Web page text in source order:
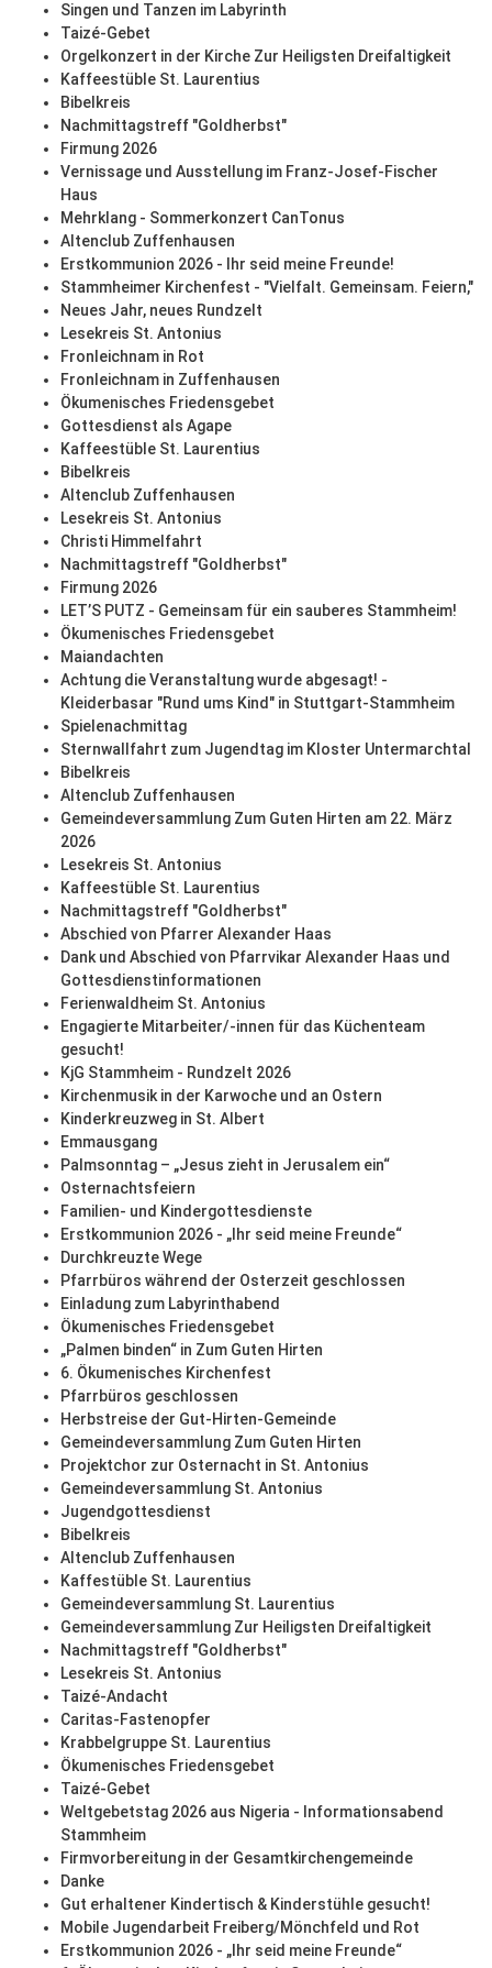
Singen und Tanzen im Labyrinth
Taizé-Gebet
Orgelkonzert in der Kirche Zur Heiligsten Dreifaltigkeit
Kaffeestüble St. Laurentius
Bibelkreis
Nachmittagstreff "Goldherbst"
Firmung 2026
Vernissage und Ausstellung im Franz-Josef-Fischer
Haus
Mehrklang - Sommerkonzert CanTonus
Altenclub Zuffenhausen
Erstkommunion 2026 - Ihr seid meine Freunde!
Stammheimer Kirchenfest - "Vielfalt. Gemeinsam. Feiern,"
Neues Jahr, neues Rundzelt
Lesekreis St. Antonius
Fronleichnam in Rot
Fronleichnam in Zuffenhausen
Ökumenisches Friedensgebet
Gottesdienst als Agape
Kaffeestüble St. Laurentius
Bibelkreis
Altenclub Zuffenhausen
Lesekreis St. Antonius
Christi Himmelfahrt
Nachmittagstreff "Goldherbst"
Firmung 2026
LET’S PUTZ - Gemeinsam für ein sauberes Stammheim!
Ökumenisches Friedensgebet
Maiandachten
Achtung die Veranstaltung wurde abgesagt! -
Kleiderbasar "Rund ums Kind" in Stuttgart-Stammheim
Spielenachmittag
Sternwallfahrt zum Jugendtag im Kloster Untermarchtal
Bibelkreis
Altenclub Zuffenhausen
Gemeindeversammlung Zum Guten Hirten am 22. März
2026
Lesekreis St. Antonius
Kaffeestüble St. Laurentius
Nachmittagstreff "Goldherbst"
Abschied von Pfarrer Alexander Haas
Dank und Abschied von Pfarrvikar Alexander Haas und
Gottesdienstinformationen
Ferienwaldheim St. Antonius
Engagierte Mitarbeiter/-innen für das Küchenteam
gesucht!
KjG Stammheim - Rundzelt 2026
Kirchenmusik in der Karwoche und an Ostern
Kinderkreuzweg in St. Albert
Emmausgang
Palmsonntag – „Jesus zieht in Jerusalem ein“
Osternachtsfeiern
Familien- und Kindergottesdienste
Erstkommunion 2026 - „Ihr seid meine Freunde“
Durchkreuzte Wege
Pfarrbüros während der Osterzeit geschlossen
Einladung zum Labyrinthabend
Ökumenisches Friedensgebet
„Palmen binden“ in Zum Guten Hirten
6. Ökumenisches Kirchenfest
Pfarrbüros geschlossen
Herbstreise der Gut-Hirten-Gemeinde
Gemeindeversammlung Zum Guten Hirten
Projektchor zur Osternacht in St. Antonius
Gemeindeversammlung St. Antonius
Jugendgottesdienst
Bibelkreis
Altenclub Zuffenhausen
Kaffestüble St. Laurentius
Gemeindeversammlung St. Laurentius
Gemeindeversammlung Zur Heiligsten Dreifaltigkeit
Nachmittagstreff "Goldherbst"
Lesekreis St. Antonius
Taizé-Andacht
Caritas-Fastenopfer
Krabbelgruppe St. Laurentius
Ökumenisches Friedensgebet
Taizé-Gebet
Weltgebetstag 2026 aus Nigeria - Informationsabend
Stammheim
Firmvorbereitung in der Gesamtkirchengemeinde
Danke
Gut erhaltener Kindertisch & Kinderstühle gesucht!
Mobile Jugendarbeit Freiberg/Mönchfeld und Rot
Erstkommunion 2026 - „Ihr seid meine Freunde“